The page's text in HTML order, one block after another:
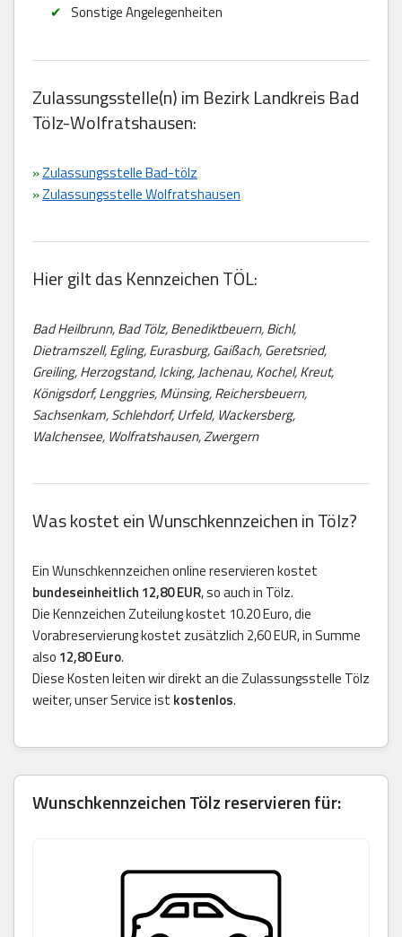
Sonstige Angelegenheiten
Zulassungsstelle(n) im Bezirk Landkreis Bad
Tölz-Wolfratshausen:
»Zulassungsstelle Bad-tölz
»Zulassungsstelle Wolfratshausen
Hier gilt das Kennzeichen TÖL:
Bad Heilbrunn, Bad Tölz, Benediktbeuern, Bichl,
Dietramszell, Egling, Eurasburg, Gaißach, Geretsried,
Greiling, Herzogstand, Icking, Jachenau, Kochel, Kreut,
Königsdorf, Lenggries, Münsing, Reichersbeuern,
Sachsenkam, Schlehdorf, Urfeld, Wackersberg,
Walchensee, Wolfratshausen, Zwergern
Was kostet ein Wunschkennzeichen in Tölz?
Ein Wunschkennzeichen online reservieren kostet
bundeseinheitlich 12,80 EUR, so auch in Tölz.
Die Kennzeichen Zuteilung kostet 10.20 Euro, die
Vorabreservierung kostet zusätzlich 2,60 EUR, in Summe
also 12,80 Euro.
Diese Kosten leiten wir direkt an die Zulassungsstelle Tölz
weiter, unser Service ist kostenlos.
Wunschkennzeichen Tölz reservieren für: